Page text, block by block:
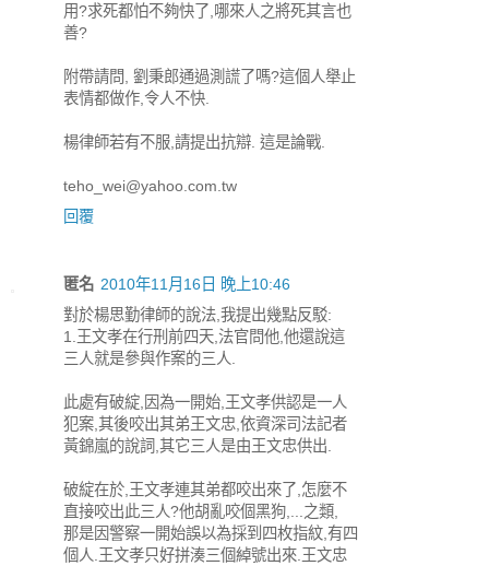
用?求死都怕不夠快了,哪來人之將死其言也
善?
附帶請問, 劉秉郎通過測謊了嗎?這個人舉止
表情都做作,令人不快.
楊律師若有不服,請提出抗辯. 這是論戰.
teho_wei@yahoo.com.tw
回覆
匿名 2010年11月16日 晚上10:46
對於楊思勤律師的說法,我提出幾點反駁:
1.王文孝在行刑前四天,法官問他,他還說這
三人就是參與作案的三人.
此處有破綻,因為一開始,王文孝供認是一人
犯案,其後咬出其弟王文忠,依資深司法記者
黃錦嵐的說詞,其它三人是由王文忠供出.
破綻在於,王文孝連其弟都咬出來了,怎麼不
直接咬出此三人?他胡亂咬個黑狗,...之類,
那是因警察一開始誤以為採到四枚指紋,有四
個人.王文孝只好拼湊三個綽號出來.王文忠